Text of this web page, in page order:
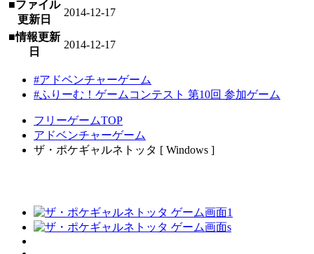
■ファイル
更新日
2014-12-17
■情報更新
日
2014-12-17
#アドベンチャーゲーム
#ふりーむ！ゲームコンテスト 第10回 参加ゲーム
フリーゲームTOP
アドベンチャーゲーム
ザ・ポケギャルネトッタ [ Windows ]